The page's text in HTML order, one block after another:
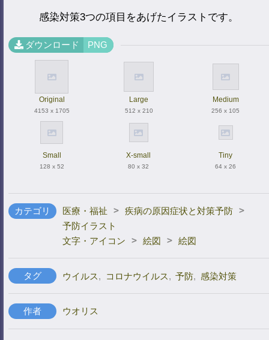
感染対策3つの項目をあげたイラストです。
ダウンロード PNG
Original
4153 x 1705
Large
512 x 210
Medium
256 x 105
Small
128 x 52
X-small
80 x 32
Tiny
64 x 26
カテゴリ 医療・福祉 > 疾病の原因症状と対策予防 >
予防イラスト
文字・アイコン
> 絵図 > 絵図
タグ ウイルス, コロナウイルス, 予防, 感染対策
作者 ウオリス